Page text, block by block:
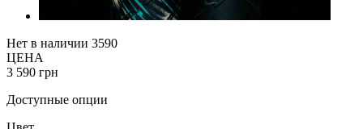
Нет в наличии 3590
ЦЕНА
3 590 грн
Доступные опции